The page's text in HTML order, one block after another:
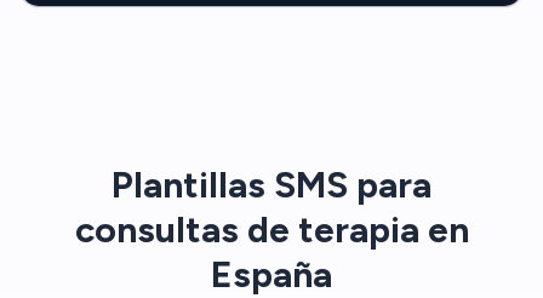
Plantillas SMS para
consultas de terapia en
España